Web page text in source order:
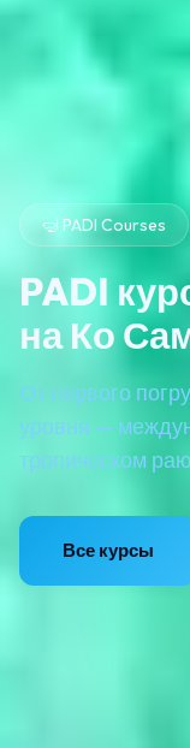
🤿 PADI Courses
PADI
на Ко
От первого
уровня —
тропическом раю
Все курсы